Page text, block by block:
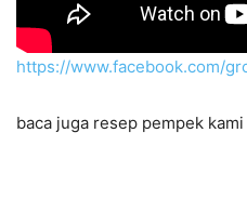
https://www.facebook.com/
baca juga resep pempek